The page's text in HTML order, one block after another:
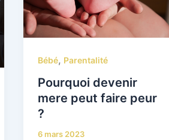
Bébé, Parentalité
Pourquoi devenir
mere peut faire peur
?
6 mars 2023